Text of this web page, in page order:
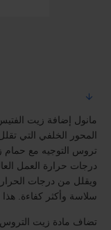
مانول إضافة زيت
المحور الخلفي التي
تروس التوجيه مع
درجات حرارة العمل
ويقلل من درجات
سلاسة وأكثر كفاءة. هذا
تضاف مادة زيت